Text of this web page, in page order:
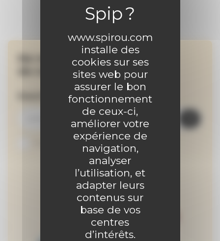
www.spirou.com
installe des
cookies sur ses
sites web pour
assurer le bon
fonctionnement
de ceux-ci,
améliorer votre
expérience de
navigation,
analyser
l’utilisation, et
adapter leurs
contenus sur
base de vos
centres
d’intérêts.
Ne manquez aucune
de nos actualités !
Inscrivez-vous à la newsletter
Je suis abonné au site